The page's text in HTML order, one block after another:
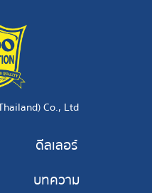
Co., Ltd
ดีลเลอร์
บทความ